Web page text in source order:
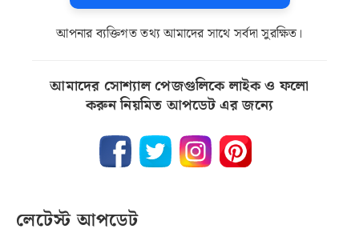
আপনার ব্যক্তিগত তথ্য আমাদের সাথে সর্বদা সুরক্ষিত।
আমাদের সোশ্যাল পেজগুলিকে লাইক ও ফলো
করুন নিয়মিত আপডেট এর জন্যে
লেটেস্ট আপডেট